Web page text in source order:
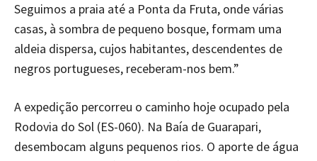
Seguimos a praia até a Ponta da Fruta, onde várias
casas, à sombra de pequeno bosque, formam uma
aldeia dispersa, cujos habitantes, descendentes de
negros portugueses, receberam-nos bem.”
A expedição percorreu o caminho hoje ocupado pela
Rodovia do Sol (ES-060). Na Baía de Guarapari,
desembocam alguns pequenos rios. O aporte de água